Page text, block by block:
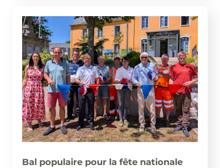
Bal populaire pour la fête nationale